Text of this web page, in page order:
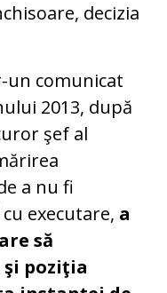
decizia
un comunicat
2013, după
şef al
a nu fi
executare, a
să
poziţia